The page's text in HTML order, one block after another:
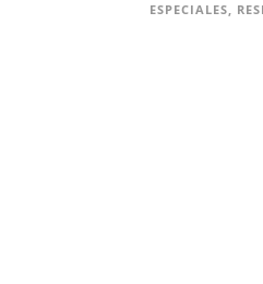
ESPECIALES,